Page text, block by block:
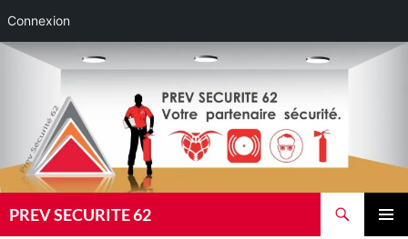
Connexion
Aller
PREV SECURITE 62